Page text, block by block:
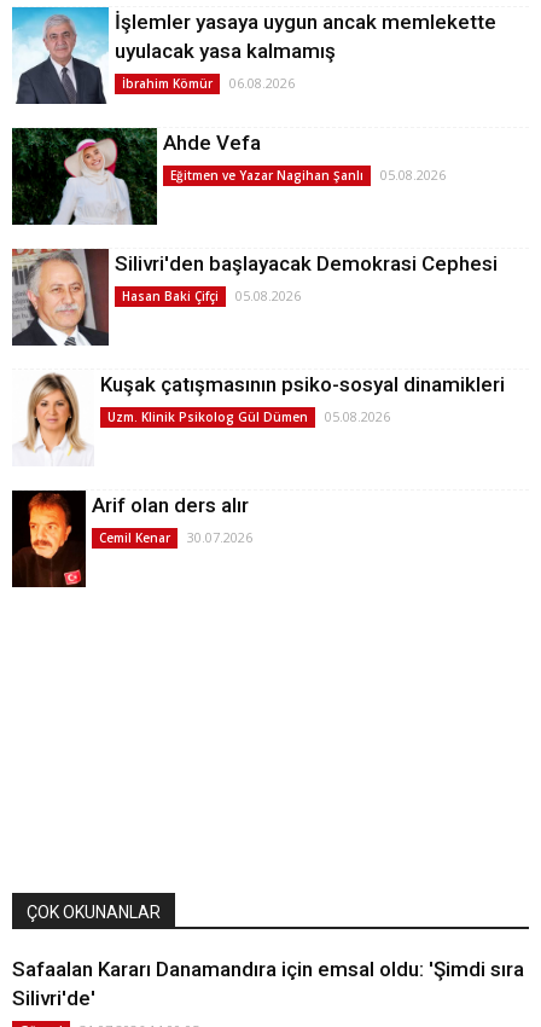
İşlemler yasaya uygun ancak memlekette
uyulacak yasa kalmamış
İbrahim Kömür 06.08.2026
Ahde Vefa
Eğitmen ve Yazar Nagihan Şanlı 05.08.2026
Silivri'den başlayacak Demokrasi Cephesi
Hasan Baki Çifçi 05.08.2026
Kuşak çatışmasının psiko-sosyal dinamikleri
Uzm. Klinik Psikolog Gül Dümen 05.08.2026
Arif olan ders alır
Cemil Kenar 30.07.2026
ÇOK OKUNANLAR
Safaalan Kararı Danamandıra için emsal oldu: 'Şimdi sıra
Silivri'de'